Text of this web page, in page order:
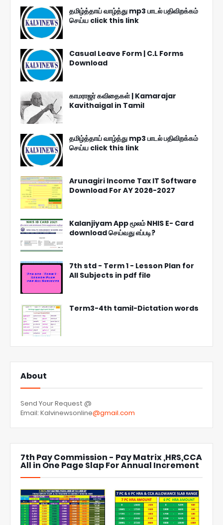
தமிழ்த்தாய் வாழ்த்து mp3 பாடல் பதிவிறக்கம்
செய்ய click this link
Casual Leave Form | C.L Forms
Download
காமராஜர் கவிதைகள் | Kamarajar
Kavithaigal in Tamil
தமிழ்த்தாய் வாழ்த்து mp3 பாடல் பதிவிறக்கம்
செய்ய click this link
Arunagiri Income Tax IT Software
Download For AY 2026-2027
Kalanjiyam App மூலம் NHIS E- Card
download செய்வது எப்படி?
7th std - Term 1 - Lesson Plan for
All Subjects in pdf file
Term3-4th tamil-Dictation words
About
Send Your Request @
Email: Kalvinewsonline@gmail.com
7th Pay Commission - Pay Matrix ,HRS,CCA
All in One Page Slap For Annual Increment